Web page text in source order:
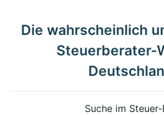
Die wahrscheinlich
Steuerberater-
Suche im